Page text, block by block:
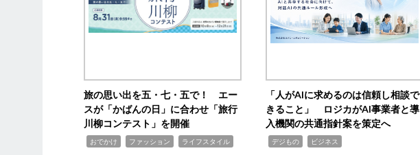
旅の思い出を五・七・五で！ エー
スが「かばんの日」に合わせ「旅行
川柳コンテスト」を開催
おでかけ ファッション ライフスタイル
「人がAIに求めるのは信頼し相談で
きること」 ロジカがAI事業者と導
入機関の共通指針案を策定へ
デジもの ビジネス